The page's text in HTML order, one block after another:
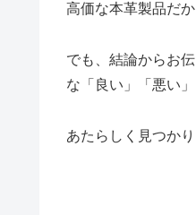
高価な本革製品だ
でも、結論からお
な「良い」「悪い
あたらしく見つか